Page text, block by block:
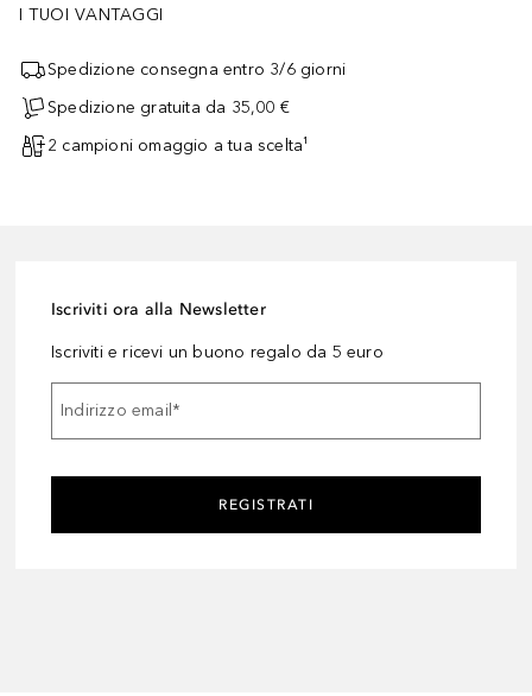
I TUOI VANTAGGI
Spedizione consegna entro 3/6 giorni
Spedizione gratuita da 35,00 €
2 campioni omaggio a tua scelta¹
Iscriviti ora alla Newsletter
Iscriviti e ricevi un buono regalo da 5 euro
Indirizzo email*
REGISTRATI